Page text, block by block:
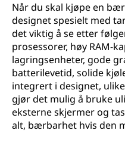
Når du skal kjøpe en
designet spesielt med
det viktig å se etter
prosessorer, høy RAM-
lagringsenheter, gode
batterilevetid, solide
integrert i designet,
gjør det mulig å bruke
eksterne skjermer og
alt, bærbarhet hvis den